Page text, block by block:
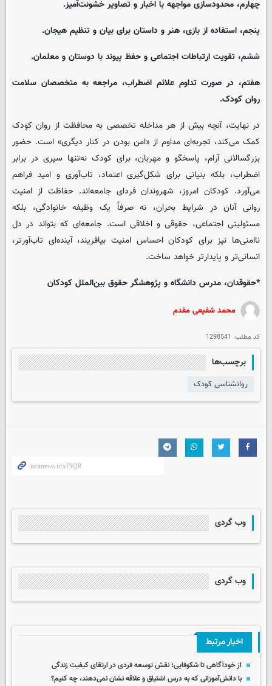
چهارم، محدودسازی مواجهه با اخبار و تصاویر خشونت‌آمیز.
پنجم، استفاده از بازی، هنر و داستان برای بیان و تنظیم هیجان.
ششم، تقویت ارتباطات اجتماعی و حفظ پیوند با دوستان و معلمان.
هفتم، در صورت تداوم علائم اضطراب، مراجعه به متخصصان سلامت
روان کودک.
در نهایت، آنچه بیش از هر مداخله تخصصی به محافظت از روان کودک
کمک می‌کند، تجربه‌ای مداوم از «امن بودن در کنار دیگری» است. حضور
بزرگسالانی آرام، پاسخگو و مهربان، برای کودک نه‌تنها سپری در برابر
اضطراب، بلکه بنیانی برای شکل‌گیری اعتماد، تاب‌آوری و امید فراهم
می‌آورد. کودکان امروز، شهروندان فردای جامعه‌اند. حفاظت از امنیت
روانی آنان در شرایط بحران، نه صرفاً یک وظیفه خانوادگی، بلکه
مسئولیتی اجتماعی، حقوقی و اخلاقی است. جامعه‌ای که بتواند در دل
ناامنی‌ها نیز برای کودکان احساس امنیت بیافریند، آینده‌ای تاب‌آورتر،
انسانی‌تر و پایدارتر خواهد ساخت.
*حقوقدان، مدرس دانشگاه و پژوهشگر حقوق بین‌الملل کودکان
محمد شفیعی مقدم
کد مطلب: 1298541
برچسب‌ها
روانشناسی کودک
وب گردی
وب گردی
اخبار مرتبط
از خودآگاهی تا شکوفایی؛ نقش توسعه فردی در ارتقای کیفیت زندگی
با دانش‌آموزانی که به درس اشتیاق و علاقه نشان نمی‌دهند، چه کنیم؟